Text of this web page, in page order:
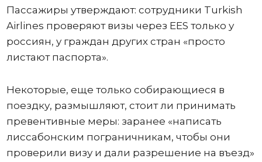
Пассажиры утверждают: сотрудники Turkish
Airlines проверяют визы через EES только у
россиян, у граждан других стран «просто
листают паспорта».
Некоторые, еще только собирающиеся в
поездку, размышляют, стоит ли принимать
превентивные меры: заранее «написать
лиссабонским пограничникам, чтобы они
проверили визу и дали разрешение на въезд»